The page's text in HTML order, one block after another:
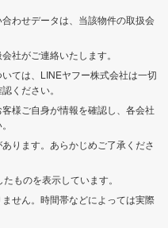
わせデータは、当該物件の取扱会
社がご連絡いたします。
ては、LINEヤフー株式会社は一切
ください。
様ご自身が情報を確認し、各会社
ります。あらかじめご了承くださ
ものを表示しています。
せん。時間帯などによっては実際